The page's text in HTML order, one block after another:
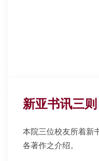
新亚书讯三则
本院三位校友所着新
各著作之介绍。